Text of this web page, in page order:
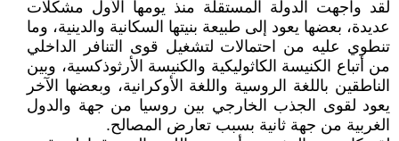
لقد واجهت الدولة المستقلة منذ يومها الأول مشكلات
عديدة، بعضها يعود إلى طبيعة بنيتها السكانية والدينية، وما
تنطوي عليه من احتمالات لتشغيل قوى التنافر الداخلي
من أتباع الكنيسة الكاثوليكية والكنيسة الأرثوذكسية، وبين
الناطقين باللغة الروسية واللغة الأوكرانية، وبعضها الآخر
يعود لقوى الجذب الخارجي بين روسيا من جهة والدول
الغربية من جهة ثانية بسبب تعارض المصالح.